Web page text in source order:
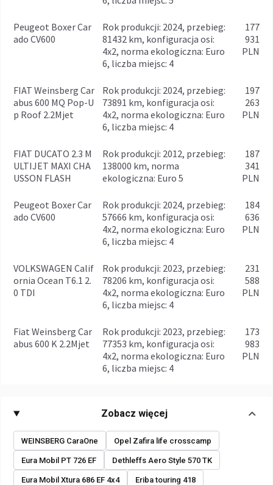
Peugeot Boxer Car
ado CV600
rok produkcji: 2024, przebieg:
81432 km, konfiguracja osi:
4x2, norma ekologiczna: Euro
6, liczba miejsc: 4
177
931
PLN
FIAT Weinsberg Car
abus 600 MQ Pop-U
p Roof 2.2Mjet
rok produkcji: 2024, przebieg:
73891 km, konfiguracja osi:
4x2, norma ekologiczna: Euro
6, liczba miejsc: 4
197
263
PLN
FIAT DUCATO 2.3 M
ULTIJET MAXI CHA
USSON FLASH
rok produkcji: 2012, przebieg:
138000 km, norma
ekologiczna: Euro 5
187
341
PLN
Peugeot Boxer Car
ado CV600
rok produkcji: 2024, przebieg:
57666 km, konfiguracja osi:
4x2, norma ekologiczna: Euro
6, liczba miejsc: 4
184
636
PLN
VOLKSWAGEN Calif
ornia Ocean T6.1 2.
0 TDI
rok produkcji: 2023, przebieg:
78206 km, konfiguracja osi:
4x2, norma ekologiczna: Euro
6, liczba miejsc: 4
231
588
PLN
Fiat Weinsberg Car
abus 600 K 2.2Mjet
rok produkcji: 2023, przebieg:
77353 km, konfiguracja osi:
4x2, norma ekologiczna: Euro
6, liczba miejsc: 4
173
983
PLN
Zobacz więcej
WEINSBERG CaraOne Opel Zafira life crosscamp
Eura Mobil PT 726 EF Dethleffs Aero Style 570 TK
Eura Mobil Xtura 686 EF 4x4 Eriba touring 418